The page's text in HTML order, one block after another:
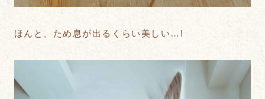
ほんと、ため息が出るくらい美しい…!